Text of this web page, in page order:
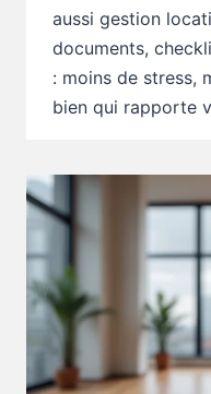
aussi gestion
documents,
: moins de stress,
bien qui rapporte